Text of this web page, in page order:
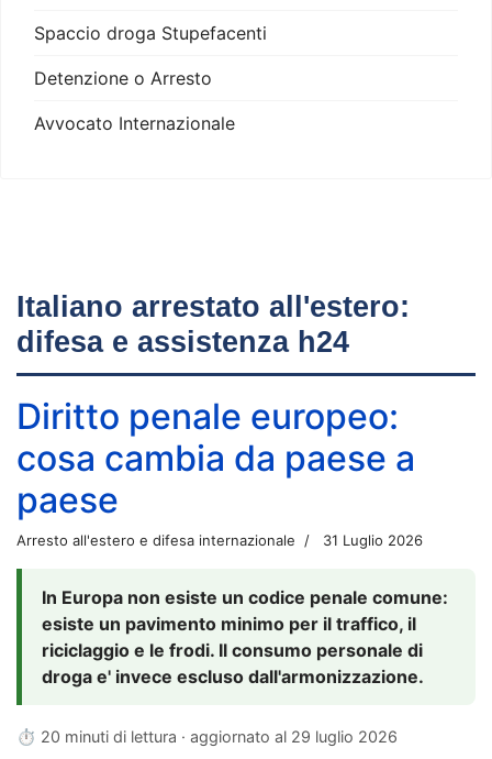
Spaccio droga Stupefacenti
Detenzione o Arresto
Avvocato Internazionale
Italiano arrestato all'estero:
difesa e assistenza h24
Diritto penale europeo:
cosa cambia da paese a
paese
Arresto all'estero e difesa internazionale 31 Luglio 2026
In Europa non esiste un codice penale comune:
esiste un pavimento minimo per il traffico, il
riciclaggio e le frodi. Il consumo personale di
droga e' invece escluso dall'armonizzazione.
⏱ 20 minuti di lettura · aggiornato al 29 luglio 2026